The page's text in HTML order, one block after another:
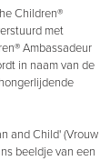
Children®
met
Ambassadeur
in naam van de
and Child' (Vrouw
beeldje van een